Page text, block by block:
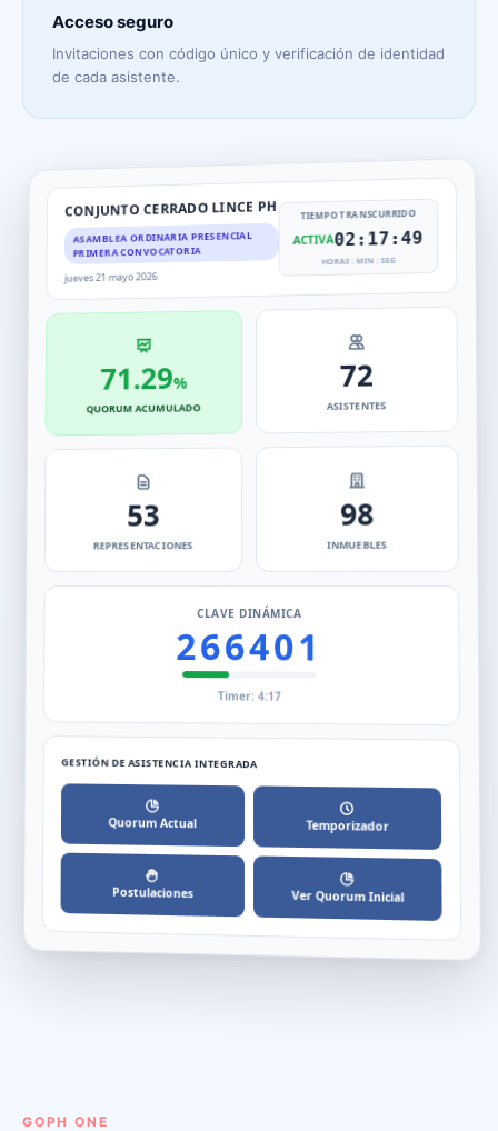
Acceso seguro
Invitaciones con código único y verificación de identidad
de cada asistente.
CONJUNTO CERRADO LINCE PH
ASAMBLEA ORDINARIA PRESENCIAL
PRIMERA CONVOCATORIA
jueves 21 mayo 2026
TIEMPO TRANSCURRIDO
ACTIVA02:17:49
HORAS : MIN : SEG
71.29%
QUORUM ACUMULADO
72
ASISTENTES
53
REPRESENTACIONES
98
INMUEBLES
CLAVE DINÁMICA
266401
Timer: 4:17
GESTIÓN DE ASISTENCIA INTEGRADA
Quorum Actual Temporizador
Postulaciones Ver Quorum Inicial
GOPH ONE